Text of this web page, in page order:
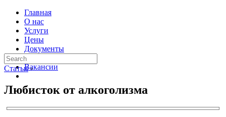
Главная
О нас
Услуги
Цены
Документы
Контакты
Вакансии
Статьи ›
Любисток от алкоголизма